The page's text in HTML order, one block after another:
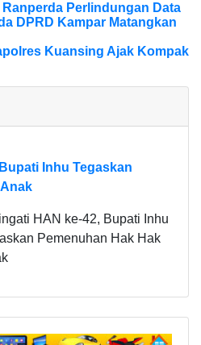
Perlindungan Data
DPRD Kampar Matangkan
Kuansing Ajak Kompak
Inhu Tegaskan
HAN ke-42, Bupati Inhu
Pemenuhan Hak Hak